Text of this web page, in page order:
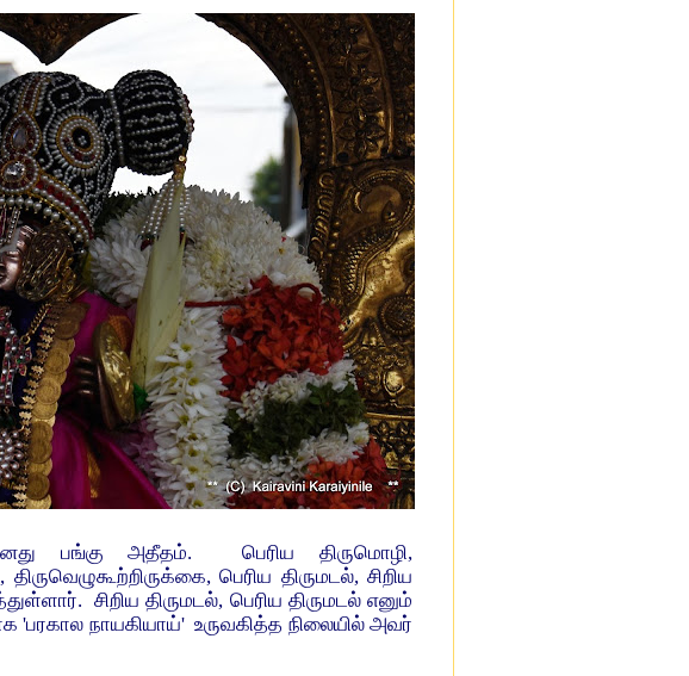
பங்கு அதீதம். பெரிய திருமொழி,
பெரிய திருமடல், சிறிய
சிறிய திருமடல், பெரிய திருமடல் எனும்
நாயகியாய்' உருவகித்த நிலையில் அவர்